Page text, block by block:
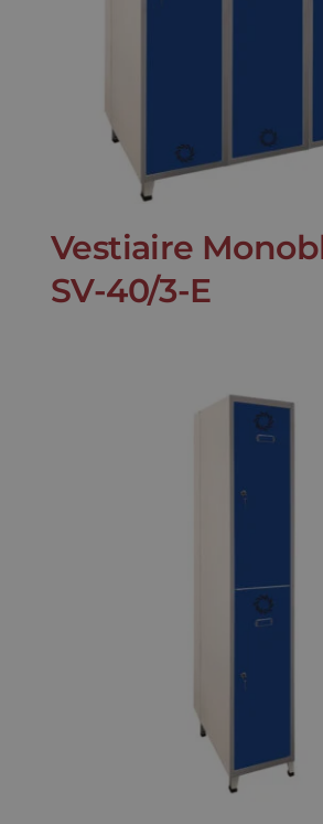
Vestiaire
SV-40/3-E